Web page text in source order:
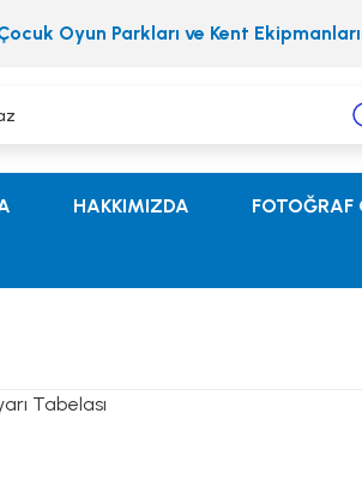
Oyun Parkları ve Kent
HAKKIMIZDA FOTOĞRAF